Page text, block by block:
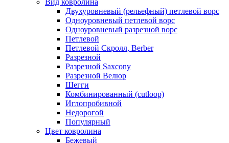
Вид ковролина
Двухуровневый (рельефный) петлевой ворс
Одноуровневый петлевой ворс
Одноуровневый разрезной ворс
Петлевой
Петлевой Скролл, Berber
Разрезной
Разрезной Saxcony
Разрезной Велюр
Шегги
Комбинированный (cutloop)
Иглопробивной
Недорогой
Популярный
Цвет ковролина
Бежевый